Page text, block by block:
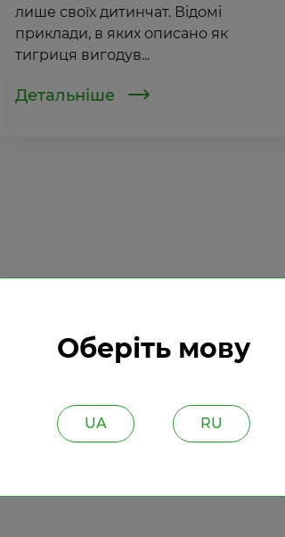
Оберіть мову
UA RU
лише своїх дитинчат. Відомі
приклади, в яких описано як
тигриця вигодув...
Детальніше